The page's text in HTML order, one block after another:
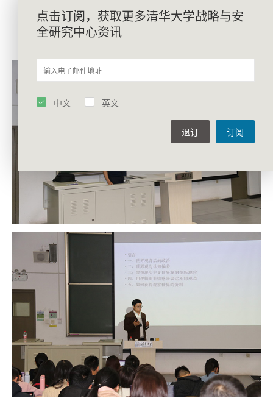
往期课堂精彩回顾
点击订阅，获取更多清华大学战略与安
全研究中心资讯
中文 英文
订阅
退订